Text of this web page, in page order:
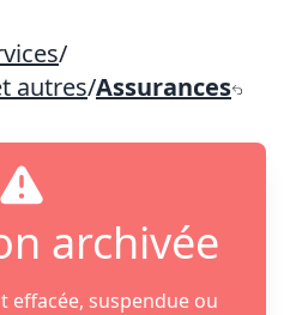
/
autres/Assurances
archivée
effacée, suspendue ou